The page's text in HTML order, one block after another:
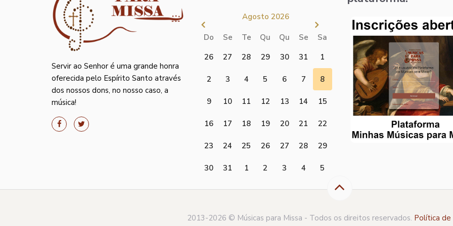
Servir ao Senhor é uma grande honra
oferecida pelo Espírito Santo através
dos nossos dons, no nosso caso, a
música!
Agosto 2026
Do Se Te Qu Qu Se
Sa
26
27 28 29 30 31 1
2 3 4 5 6 7 8
9 10 11 12 13 14 15
16 17 18 19 20 21 22
23 24 25 26 27 28 29
30 31 1 2 3 4 5
2013-2026 © Músicas para Missa - Todos os direitos reservados. Política de